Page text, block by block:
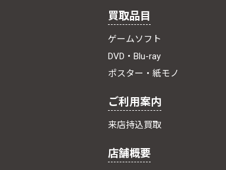
買取品目
ゲームソフト
DVD・Blu-ray
ポスター・紙モノ
ご利用案内
来店持込買取
店舗概要